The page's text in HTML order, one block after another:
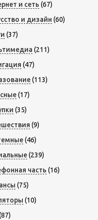
и сеть (67)
и дизайн (60)
(37)
(211)
(47)
(113)
(17)
(35)
(9)
(46)
(239)
часть (16)
(75)
(10)